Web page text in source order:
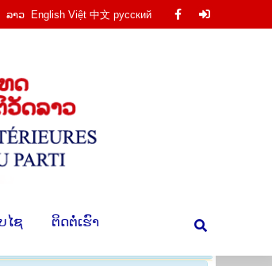
ລາວ English Việt 中文 русский
Facebook
ໄຊ ​ຕິດ​ຕໍ່​ເຮົາ Search:
​ ລິ້ງ​ເວັບ​ໄຊ ​ຕິດ​ຕໍ່​ເຮົາ Search: